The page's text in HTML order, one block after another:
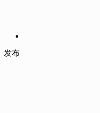
发布